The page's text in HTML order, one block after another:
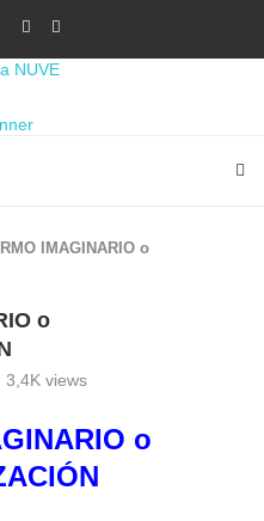
IMAGINARIO o
o
3,4K views
o